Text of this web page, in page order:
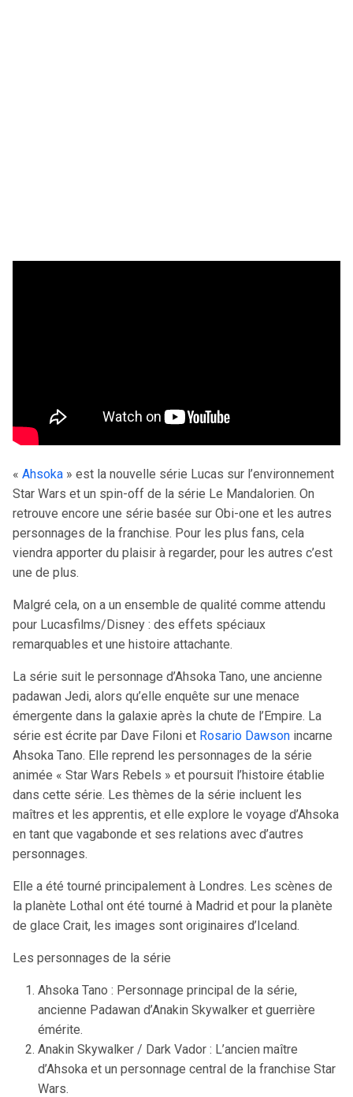
« Ahsoka » est la nouvelle série Lucas sur l’environnement
Star Wars et un spin-off de la série Le Mandalorien. On
retrouve encore une série basée sur Obi-one et les autres
personnages de la franchise. Pour les plus fans, cela
viendra apporter du plaisir à regarder, pour les autres c’est
une de plus.
Malgré cela, on a un ensemble de qualité comme attendu
pour Lucasfilms/Disney : des effets spéciaux
remarquables et une histoire attachante.
La série suit le personnage d’Ahsoka Tano, une ancienne
padawan Jedi, alors qu’elle enquête sur une menace
émergente dans la galaxie après la chute de l’Empire. La
série est écrite par Dave Filoni et Rosario Dawson incarne
Ahsoka Tano. Elle reprend les personnages de la série
animée « Star Wars Rebels » et poursuit l’histoire établie
dans cette série. Les thèmes de la série incluent les
maîtres et les apprentis, et elle explore le voyage d’Ahsoka
en tant que vagabonde et ses relations avec d’autres
personnages.
Elle a été tourné principalement à Londres. Les scènes de
la planète Lothal ont été tourné à Madrid et pour la planète
de glace Crait, les images sont originaires d’Iceland.
Les personnages de la série
Ahsoka Tano : Personnage principal de la série,
ancienne Padawan d’Anakin Skywalker et guerrière
émérite.
Anakin Skywalker / Dark Vador : L’ancien maître
d’Ahsoka et un personnage central de la franchise Star
Wars.